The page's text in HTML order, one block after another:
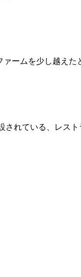
ームを少し越え
れている、レス